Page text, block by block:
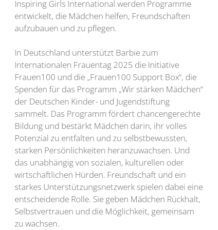
Inspiring Girls International werden Programme
entwickelt, die Mädchen helfen, Freundschaften
aufzubauen und zu pflegen.
In Deutschland unterstützt Barbie zum
Internationalen Frauentag 2025 die Initiative
Frauen100 und die „Frauen100 Support Box“, die
Spenden für das Programm „Wir stärken Mädchen“
der Deutschen Kinder- und Jugendstiftung
sammelt. Das Programm fördert chancengerechte
Bildung und bestärkt Mädchen darin, ihr volles
Potenzial zu entfalten und zu selbstbewussten,
starken Persönlichkeiten heranzuwachsen. Und
das unabhängig von sozialen, kulturellen oder
wirtschaftlichen Hürden. Freundschaft und ein
starkes Unterstützungsnetzwerk spielen dabei eine
entscheidende Rolle. Sie geben Mädchen Rückhalt,
Selbstvertrauen und die Möglichkeit, gemeinsam
zu wachsen.